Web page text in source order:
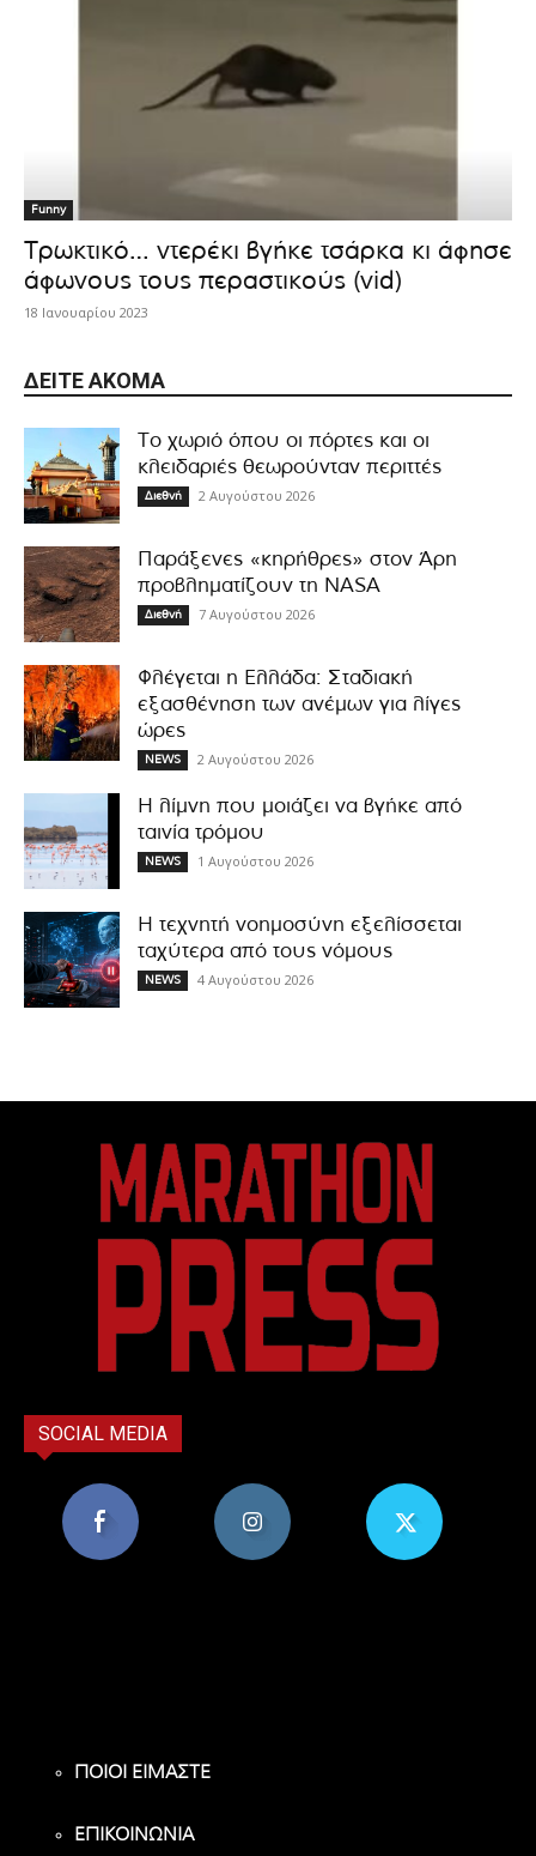
Funny
Τρωκτικό… ντερέκι βγήκε τσάρκα κι άφησε
άφωνους τους περαστικούς (vid)
18 Ιανουαρίου 2023
ΔΕΊΤΕ ΑΚΌΜΑ
Το χωριό όπου οι πόρτες και οι
κλειδαριές θεωρούνταν περιττές
Διεθνή 2 Αυγούστου 2026
Παράξενες «κηρήθρες» στον Άρη
προβληματίζουν τη NASA
Διεθνή 7 Αυγούστου 2026
Φλέγεται η Ελλάδα: Σταδιακή
εξασθένηση των ανέμων για λίγες
ώρες
NEWS 2 Αυγούστου 2026
Η λίμνη που μοιάζει να βγήκε από
ταινία τρόμου
NEWS 1 Αυγούστου 2026
Η τεχνητή νοημοσύνη εξελίσσεται
ταχύτερα από τους νόμους
NEWS 4 Αυγούστου 2026
SOCIAL MEDIA
ΠΟΙΟΙ ΕΙΜΑΣΤΕ
ΕΠΙΚΟΙΝΩΝΙΑ